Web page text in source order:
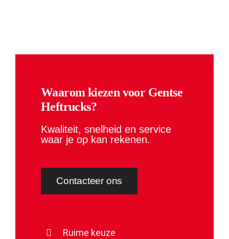
Waarom kiezen voor Gentse
Heftrucks?
Kwaliteit, snelheid en service
waar je op kan rekenen.
Contacteer ons
Ruime keuze